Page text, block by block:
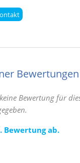
Bewertungen
Bewertung für
Bewertung ab.